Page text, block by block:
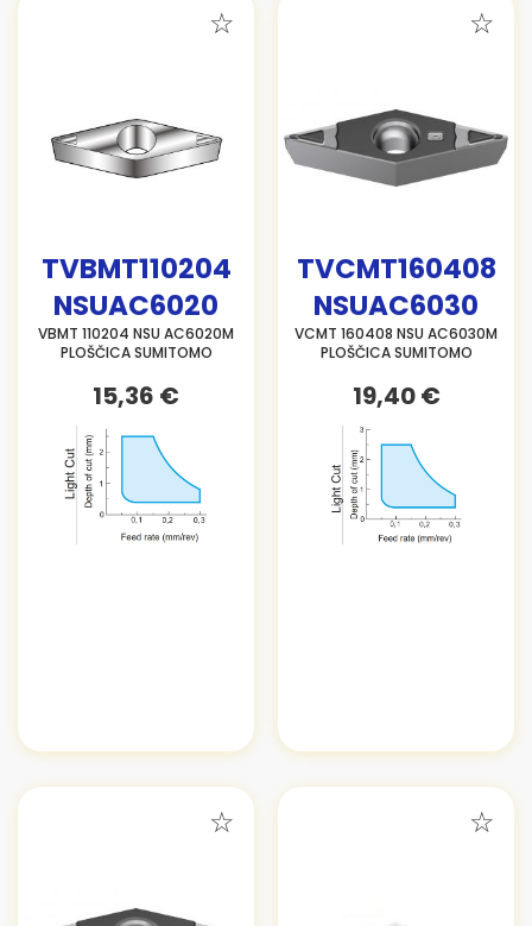
TVBMT110204
NSUAC6020
VBMT 110204 NSU AC6020M
PLOŠČICA SUMITOMO
15,36 €
TVCMT160408
NSUAC6030
VCMT 160408 NSU AC6030M
PLOŠČICA SUMITOMO
19,40 €